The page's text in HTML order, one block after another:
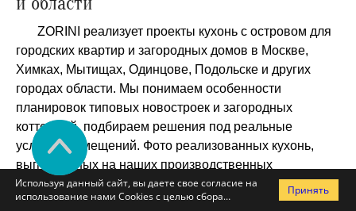
ZORINI реализует проекты кухонь с островом для
городских квартир и загородных домов в Москве,
Химках, Мытищах, Одинцове, Подольске и других
городах области. Мы понимаем особенности
планировок типовых новостроек и загородных
коттеджей, подбираем решения под реальные
условия помещений. Фото реализованных кухонь,
выполненных на наших производственных
мощностях, демонстрируют сочетание эргономики,
аккуратных линий и технологичности. Все изделия
Используя данный сайт, вы даете свое согласие на
использование нами Cookies с целью сбора
Принять